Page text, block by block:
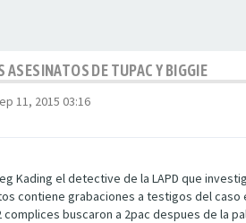
ASESINATOS DE TUPAC Y BIGGIE
11, 2015 03:16
Kading el detective de la LAPD que
contiene grabaciones a testigos del
buscaron a 2pac despues de la